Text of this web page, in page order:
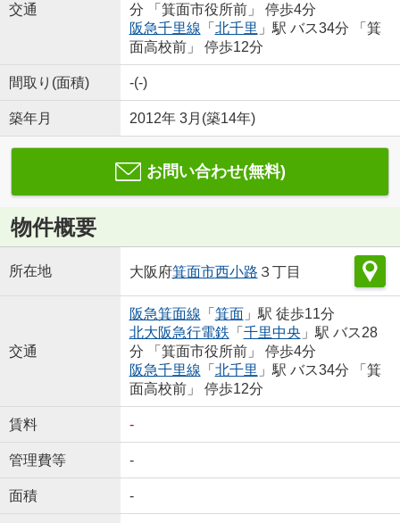
交通
分 「箕面市役所前」 停歩4分
阪急千里線 「 北千里 」駅 バス34分 「箕
面高校前」 停歩12分
間取り(面積) -(-)
築年月 2012年 3月(築14年)
お問い合わせ(無料)
物件概要
所在地 大阪府箕面市西小路 ３丁目
交通
阪急箕面線 「 箕面」駅 徒歩11分
北大阪急行電鉄 「 千里中央 」駅 バス28
分 「箕面市役所前」 停歩4分
阪急千里線 「 北千里 」駅 バス34分 「箕
面高校前」 停歩12分
賃料 -
管理費等 -
面積 -